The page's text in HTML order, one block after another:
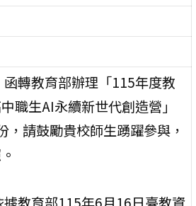
函轉教育部辦理「115年度教
職生AI永續新世代創造營」
，請鼓勵貴校師生踴躍參與，